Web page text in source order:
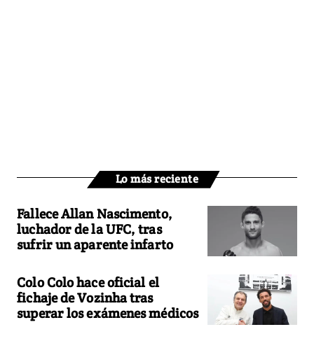
Lo más reciente
Fallece Allan Nascimento,
luchador de la UFC, tras
sufrir un aparente infarto
Colo Colo hace oficial el
fichaje de Vozinha tras
superar los exámenes médicos